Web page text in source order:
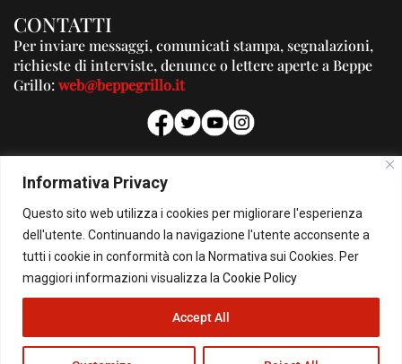
Informativa Privacy
Questo sito web utilizza i cookies per migliorare l'esperienza
dell'utente. Continuando la navigazione l'utente acconsente a
tutti i cookie in conformità con la Normativa sui Cookies. Per
maggiori informazioni visualizza la Cookie Policy
Accept All
CONTATTI
Per inviare messaggi, comunicati stampa, segnalazioni,
richieste di interviste, denunce o lettere aperte a Beppe
Grillo:web@beppegrillo.it
PUBBLICITA'
Per la tua pubblicità su questo Blog:
pubblicita@beppegrillo.it
© Copyright 2026 - Il Blog di Beppe Grillo. All Rights Reserved - Powered by
happygrafic.com